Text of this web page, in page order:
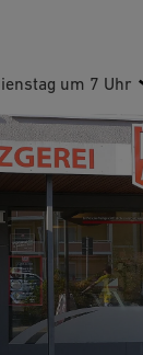
um 7 Uhr